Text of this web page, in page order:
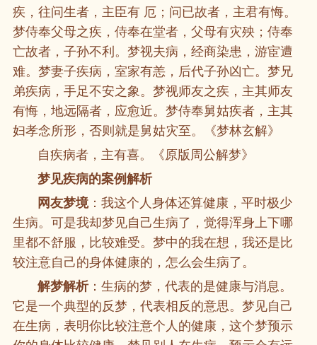
疾，往问生者，主臣有 厄；问已故者，主君有悔。
梦侍奉父母之疾，侍奉在堂者，父母有灾殃；侍奉
亡故者，子孙不利。梦视夫病，经商染患，游宦遭
难。梦妻子疾病，室家有恙，后代子孙凶亡。梦兄
弟疾病，手足不安之象。梦视师友之疾，主其师友
有悔，地远隔者，应愈近。梦侍奉舅姑疾者，主其
妇孝念所形，否则就是舅姑灾至。《梦林玄解》
自疾病者，主有喜。《原版周公解梦》
梦见疾病的案例解析
网友梦境：我这个人身体还算健康，平时极少
生病。可是我却梦见自己生病了，觉得浑身上下哪
里都不舒服，比较难受。梦中的我在想，我还是比
较注意自己的身体健康的，怎么会生病了。
解梦解析：生病的梦，代表的是健康与消息。
它是一个典型的反梦，代表相反的意思。梦见自己
在生病，表明你比较注意个人的健康，这个梦预示